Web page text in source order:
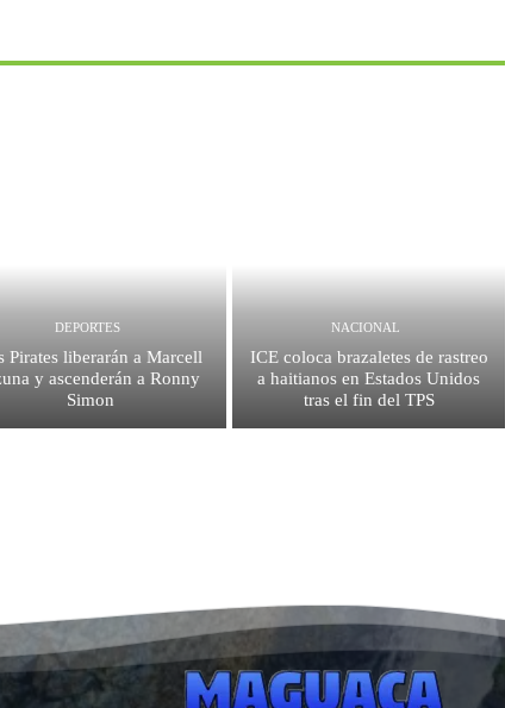
DEPORTES
Pirates liberarán a Marcell
y ascenderán a Ronny
Simon
NACIONAL
ICE coloca brazaletes de rastreo
a haitianos en Estados Unidos
tras el fin del TPS